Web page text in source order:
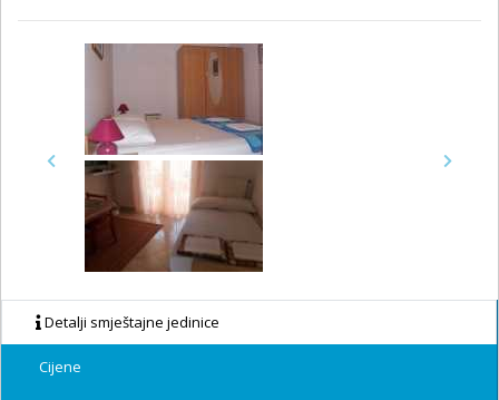
Previous Next
Detalji smještajne jedinice
Cijene